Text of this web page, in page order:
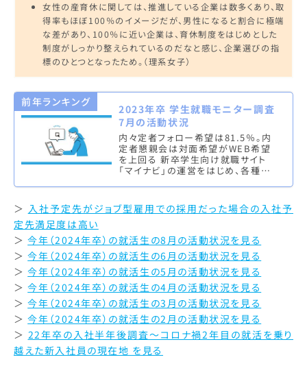
女性の産育休に関しては、推進している企業は数多くあり、取
得率もほぼ100％のイメージだが、男性になると割合に極端
な差があり、100％に近い企業は、育休制度をはじめとした
制度がしっかり整えられているのだなと感じ、企業選びの指
標のひとつとなったため。（理系女子）
前年ランキング
2023年卒 学生就職モニター調査
7月の活動状況
内々定者フォロー希望は81.5％。内
定者懇親会は対面希望がWEB希望
を上回る 新卒学生向け就職サイト
「マイナビ」の運営をはじめ、各種就
…
＞ 入社予定先がジョブ型雇用での採用だった場合の入社予
定先満足度は高い
＞今年（2024年卒）の就活生の8月の活動状況を見る
＞今年（2024年卒）の就活生の6月の活動状況を見る
＞今年（2024年卒）の就活生の5月の活動状況を見る
＞今年（2024年卒）の就活生の4月の活動状況を見る
＞今年（2024年卒）の就活生の3月の活動状況を見る
＞今年（2024年卒）の就活生の2月の活動状況を見る
＞ 22年卒の入社半年後調査～コロナ禍2年目の就活を乗り
越えた新入社員の現在地 を見る